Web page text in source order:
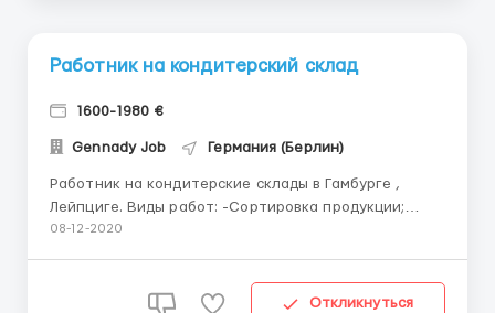
Работник на кондитерский склад
1600-1980 €
Gennady Job Германия (Берлин)
Работник на кондитерские склады в Гамбурге ,
Лейпциге. Виды работ: -Сортировка продукции;
-Упаковка и фасовка кондитерских изделий;
декора -Набивание форм тестом Требования:
08-12-2020
Откликнуться